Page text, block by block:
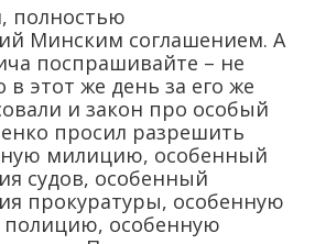
полностью
Минским соглашением. А
поспрашивайте – не
этот же день за его же
и закон про особый
просил разрешить
милицию, особенный
судов, особенный
прокуратуры, особенную
особенную